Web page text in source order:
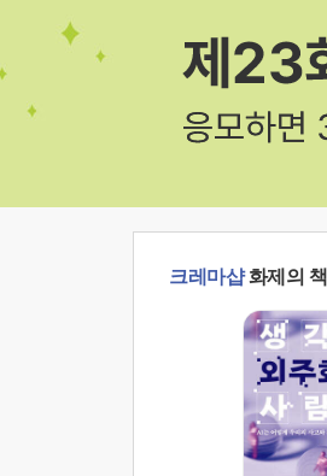
크레마샵화제의 책